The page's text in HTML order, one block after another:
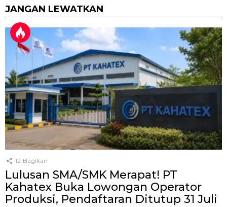
JANGAN LEWATKAN
12 Bagikan
Lulusan SMA/SMK Merapat! PT
Kahatex Buka Lowongan Operator
Produksi, Pendaftaran Ditutup 31 Juli